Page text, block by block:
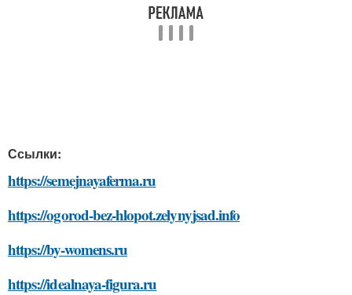
Ссылки:
https://semejnayaferma.ru
https://ogorod-bez-hlopot.zelynyjsad.info
https://by-womens.ru
https://idealnaya-figura.ru